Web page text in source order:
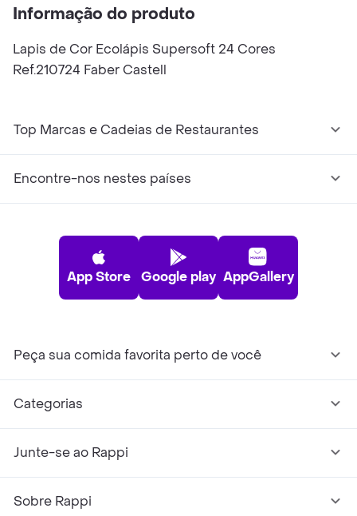
Informação do produto
Lapis de Cor Ecolápis Supersoft 24 Cores
Ref.210724 Faber Castell
Top Marcas e Cadeias de Restaurantes
Encontre-nos nestes países
App Store Google play AppGallery
Peça sua comida favorita perto de você
Categorias
Junte-se ao Rappi
Sobre Rappi